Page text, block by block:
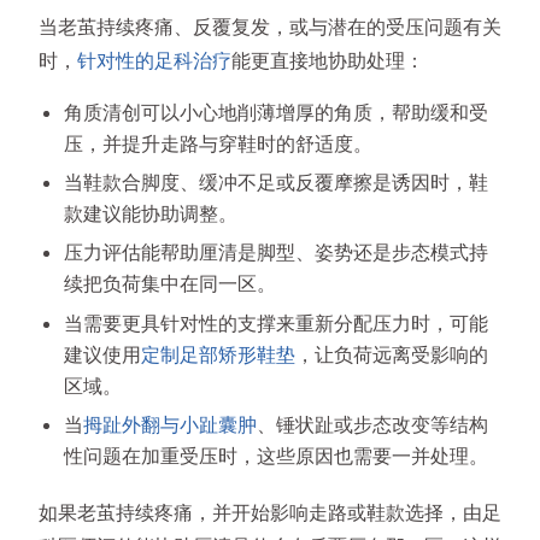
当老茧持续疼痛、反覆复发，或与潜在的受压问题有关
时， 针对性的足科治疗能更直接地协助处理：
角质清创可以小心地削薄增厚的角质，帮助缓和受
压，并提升走路与穿鞋时的舒适度。
当鞋款合脚度、缓冲不足或反覆摩擦是诱因时，鞋
款建议能协助调整。
压力评估能帮助厘清是脚型、姿势还是步态模式持
续把负荷集中在同一区。
当需要更具针对性的支撑来重新分配压力时，可能
建议使用定制足部矫形鞋垫，让负荷远离受影响的
区域。
当拇趾外翻与小趾囊肿、锤状趾或步态改变等结构
性问题在加重受压时，这些原因也需要一并处理。
如果老茧持续疼痛，并开始影响走路或鞋款选择，由足